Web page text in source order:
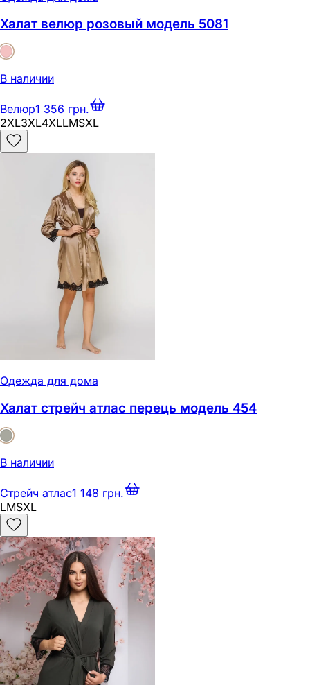
Халат велюр розовый модель 5081
В наличии
Велюр1 356 грн.
2XL3XL4XLLMSXL
Одежда для дома
Халат стрейч атлас перець модель 454
В наличии
Стрейч атлас1 148 грн.
LMSXL